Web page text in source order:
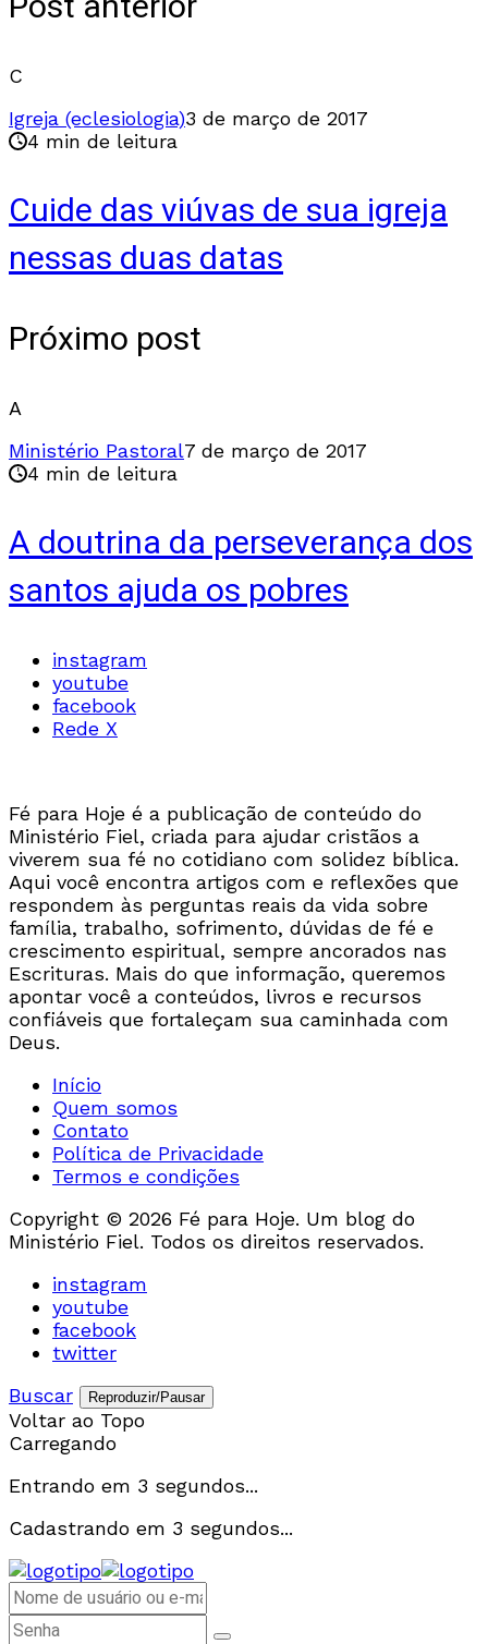
C
Igreja (eclesiologia)3 de março de 2017
4 min de leitura
Cuide das viúvas de sua igreja
nessas duas datas
Próximo post
A
Ministério Pastoral7 de março de 2017
4 min de leitura
A doutrina da perseverança dos
santos ajuda os pobres
instagram
youtube
facebook
Rede X
Fé para Hoje é a publicação de conteúdo do
Ministério Fiel, criada para ajudar cristãos a
viverem sua fé no cotidiano com solidez bíblica.
Aqui você encontra artigos com e reflexões que
respondem às perguntas reais da vida sobre
família, trabalho, sofrimento, dúvidas de fé e
crescimento espiritual, sempre ancorados nas
Escrituras. Mais do que informação, queremos
apontar você a conteúdos, livros e recursos
confiáveis que fortaleçam sua caminhada com
Deus.
Início
Quem somos
Contato
Política de Privacidade
Termos e condições
Copyright © 2026 Fé para Hoje. Um blog do
Ministério Fiel. Todos os direitos reservados.
instagram
youtube
facebook
twitter
Buscar
Reproduzir/Pausar
Voltar ao Topo
Carregando
Entrando em 3 segundos...
Cadastrando em 3 segundos...